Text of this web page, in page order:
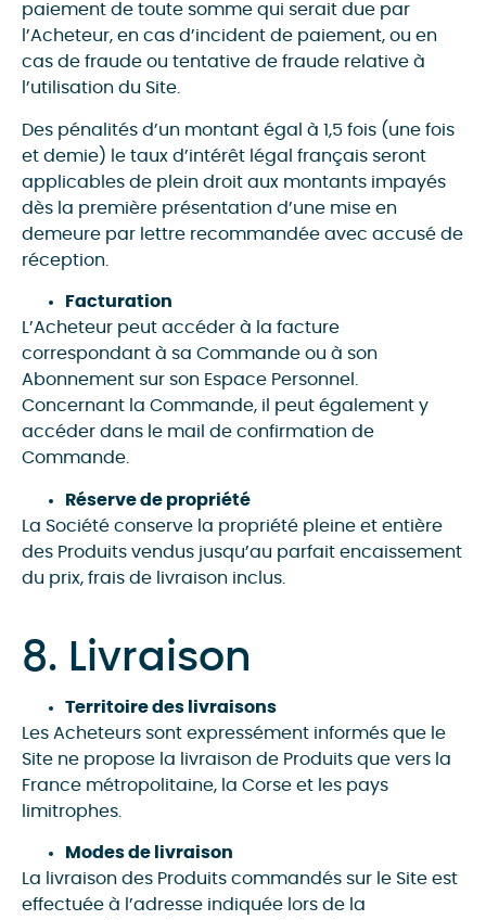
paiement de toute somme qui serait due par
l’Acheteur, en cas d’incident de paiement, ou en
cas de fraude ou tentative de fraude relative à
l’utilisation du Site.
Des pénalités d’un montant égal à 1,5 fois (une fois
et demie) le taux d’intérêt légal français seront
applicables de plein droit aux montants impayés
dès la première présentation d’une mise en
demeure par lettre recommandée avec accusé de
réception.
Facturation
L’Acheteur peut accéder à la facture
correspondant à sa Commande ou à son
Abonnement sur son Espace Personnel.
Concernant la Commande, il peut également y
accéder dans le mail de confirmation de
Commande.
Réserve de propriété
La Société conserve la propriété pleine et entière
des Produits vendus jusqu’au parfait encaissement
du prix, frais de livraison inclus.
8. Livraison
Territoire des livraisons
Les Acheteurs sont expressément informés que le
Site ne propose la livraison de Produits que vers la
France métropolitaine, la Corse et les pays
limitrophes.
Modes de livraison
La livraison des Produits commandés sur le Site est
effectuée à l’adresse indiquée lors de la